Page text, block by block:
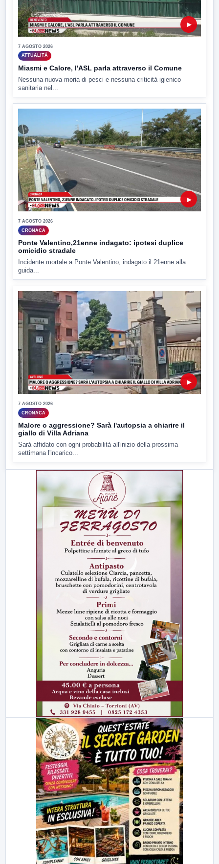
▶
7 AGOSTO 2026
ATTUALITÀ
Miasmi e Calore, l'ASL parla attraverso il Comune
Nessuna nuova moria di pesci e nessuna criticità igienico-
sanitaria nel...
▶
7 AGOSTO 2026
CRONACA
Ponte Valentino,21enne indagato: ipotesi duplice
omicidio stradale
Incidente mortale a Ponte Valentino, indagato il 21enne alla
guida...
▶
7 AGOSTO 2026
CRONACA
Malore o aggressione? Sarà l'autopsia a chiarire il
giallo di Villa Adriana
Sarà affidato con ogni probabilità all'inizio della prossima
settimana l'incarico...